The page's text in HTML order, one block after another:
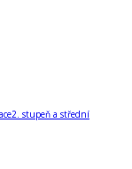
2. stupeň a střední